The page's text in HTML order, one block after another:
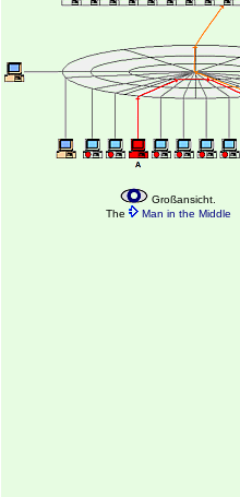
Großansicht.
The
Man in the Middle